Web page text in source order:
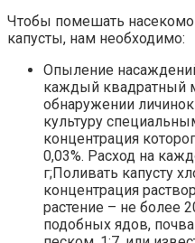
Чтобы помешать
капусты, нам необходимо:
Опыление
каждый квадратный
обнаружении
культуру
концентрация
0,03%. Расход на
г;Поливать капусту
концентрация
растение – не более
подобных ядов,